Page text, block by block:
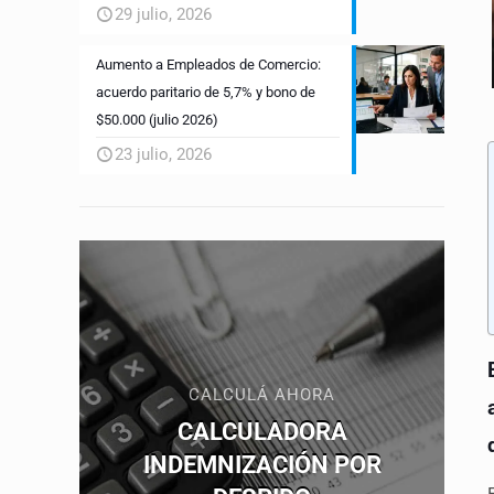
29 julio, 2026
Aumento a Empleados de Comercio:
acuerdo paritario de 5,7% y bono de
$50.000 (julio 2026)
23 julio, 2026
CALCULÁ AHORA
CALCULADORA
INDEMNIZACIÓN POR